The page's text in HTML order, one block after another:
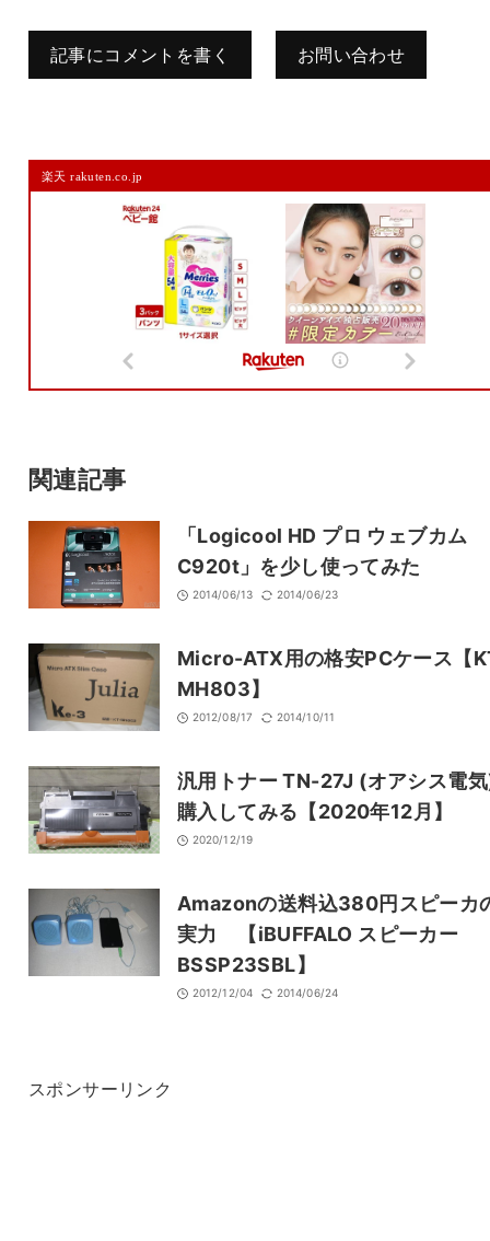
記事にコメントを書く お問い合わせ
メールアドレスは公開されません。
また、コメント欄には、必ず日本語を含めてください（スパム対策）。
サイト
楽天 rakuten.co.jp
関連記事
「Logicool HD プロ ウェブカム
C920t」を少し使ってみた
2014/06/13 2014/06/23
Micro-ATX用の格安PCケース【
MH803】
2012/08/17 2014/10/11
汎用トナー TN-27J (オアシス電
購入してみる【2020年12月】
2020/12/19
Amazonの送料込380円スピーカ
実力 【iBUFFALO スピーカー
BSSP23SBL】
2012/12/04 2014/06/24
スポンサーリンク